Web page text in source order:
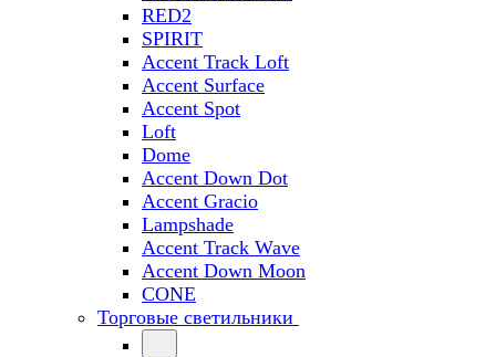
RED2
SPIRIT
Accent Track Loft
Accent Surface
Accent Spot
Loft
Dome
Accent Down Dot
Accent Gracio
Lampshade
Accent Track Wave
Accent Down Moon
CONE
Торговые светильники